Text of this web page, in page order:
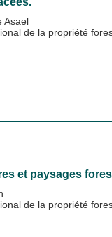
Asael
de la propriété
et paysages
de la propriété